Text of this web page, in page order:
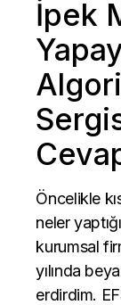
İpek
Öncelikle
neler
kurumsal
yılında
erdirdim.